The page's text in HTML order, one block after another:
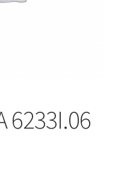
6233I.06